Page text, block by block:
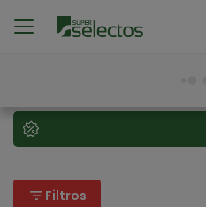
filter_list Filtros